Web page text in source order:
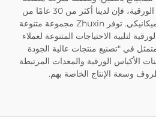
متخصصة في ماكينات الأكياس الورقية، فإن لدينا أكثر من 30 عامًا من
الخبرة في التصميم والتصنيع الميكانيكي. توفر Zhuxin مجموعة متنوعة
لتلبية الاحتياجات المتنوعة لعملاء
في "تصنيع منتجات عالية الجودة
الأكياس الورقية والمعدات المرتبطة
وسعة الإنتاج الخاصة بهم.